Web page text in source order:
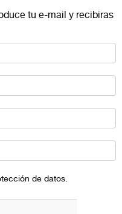
tu e-mail y recibiras
de datos.